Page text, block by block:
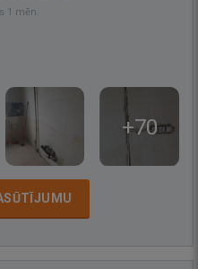
1 mēn.
+70